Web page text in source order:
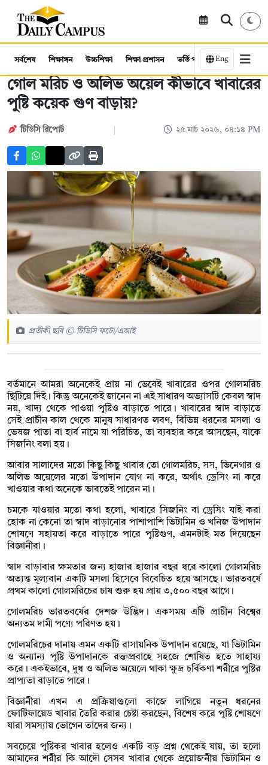
সর্বশেষ শিক্ষাঙ্গন উচ্চশিক্ষা শিক্ষা প্রশাসন ভর্তি পরীক্ষা কর্মসংস্থান
Eng
গোল মরিচ ও অলিভ অয়েল কীভাবে খাবারের
পুষ্টি কয়েক গুণ বাড়ায়?
টিডিসি রিপোর্ট ২৫ মার্চ ২০২৬, ০৪:১৪ PM
প্রতীকী ছবি © টিডিসি ফটো/এআই
বর্তমানে আমরা অনেকেই প্রায় না ভেবেই খাবারের ওপর গোলমরিচ
ছিটিয়ে দিই। কিন্তু অনেকেই জানেন না এই সাধারণ অভ্যাসটি কেবল স্বাদ
নয়, খাদ্য থেকে পাওয়া পুষ্টিও বাড়াতে পারে। খাবারের স্বাদ বাড়াতে
সেই প্রাচীন কাল থেকে মানুষ সাধারণত লবণ, বিভিন্ন ধরনের মসলা ও
ভেষজ পাতা বা হার্ব নামে যা পরিচিত, তা ব্যবহার করে আসছেন, যাকে
সিজনিং বলা হয়।
আবার সালাদের মতো কিছু কিছু খাবার তো গোলমরিচ, সস, ভিনেগার ও
অলিভ অয়েলের মতো উপাদান যোগ না করে, অর্থাৎ ড্রেসিং না করে
খাওয়ার কথা অনেকে ভাবতেই পারেন না।
চমকে যাওয়ার মতো কথা হলো, খাবারে সিজনিং বা ড্রেসিং যাই করা
হোক না কেনো তা স্বাদ বাড়ানোর পাশাপাশি ভিটামিন ও খনিজ উপাদান
শোষণে সহায়তা করে বাড়াতে পারে পুষ্টিগুণ, এমনটাই মত দিয়েছেন
বিজ্ঞানীরা।
স্বাদ বাড়াবার ক্ষমতার জন্য হাজার হাজার বছর ধরে কালো গোলমরিচ
অত্যন্ত মূল্যবান একটি মসলা হিসেবে বিবেচিত হয়ে আসছে। ভারতবর্ষে
প্রথম কালো গোলমরিচের চাষ শুরু হয় প্রায় ৩,৫০০ বছর আগে।
গোলমরিচ ভারতবর্ষের দেশজ উদ্ভিদ। একসময় এটি প্রাচীন বিশ্বের
অন্যতম দামী পণ্যে পরিণত হয়।
গোলমরিচের দানায় এমন একটি রাসায়নিক উপাদান রয়েছে, যা ভিটামিন
ও অন্যান্য পুষ্টি উপাদানকে রক্তপ্রবাহে সহজে শোষিত হতে সাহায্য
করে। একইভাবে, দুধ ও অলিভ অয়েলে থাকা ক্ষুদ্র চর্বিকণা শরীরে পুষ্টির
প্রাপ্যতা বাড়াতে পারে।
বিজ্ঞানীরা এখন এ প্রক্রিয়াগুলো কাজে লাগিয়ে নতুন ধরনের
ফোর্টিফায়েড খাবার তৈরি করার চেষ্টা করছেন, বিশেষ করে পুষ্টি শোষণে
যারা সমস্যায় ভোগেন তাদের জন্য।
সবচেয়ে পুষ্টিকর খাবার হলেও একটি বড় প্রশ্ন থেকেই যায়, তা হলো
আমাদের শরীর কি আদৌ সেসব খাবার থেকে প্রয়োজনীয় ভিটামিন ও